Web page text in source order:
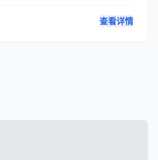
查看详情